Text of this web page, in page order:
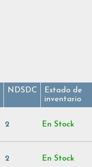
NDSDC
Estado de
inventario
2 En Stock
2 En Stock